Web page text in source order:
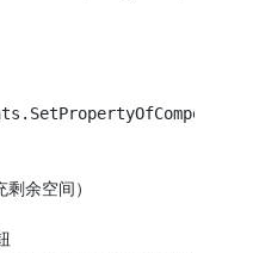
余空间）